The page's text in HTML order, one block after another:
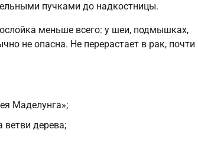
пучками до надкостницы.
меньше всего: у шеи, подмышках,
не опасна. Не перерастает в рак, почти
Маделунга»;
ветви дерева;